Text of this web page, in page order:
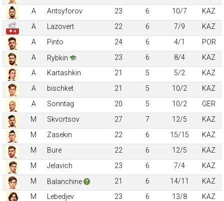
A
Antsyforov 23 6 10/7 KAZ
✚ 4
A Lazovert 22 6 7/9
KAZ
A
Pinto 24 6 4/1
POR
A
Rybkin 23 6 8/4
KAZ
A
Kartashkin 21 5 5/2
KAZ
A
bischket 21 5 10/2
KAZ
A
Sonntag 20 5 10/2
GER
M
Skvortsov 27 7 12/5
KAZ
M
Zasekin 22 6 15/15
KAZ
M
Bure 22 6 12/5
KAZ
M
Jelavich 23 6 7/4
KAZ
M
Balanchine 21 6 14/11
KAZ
M
Lebedjev 23 6 13/8
KAZ